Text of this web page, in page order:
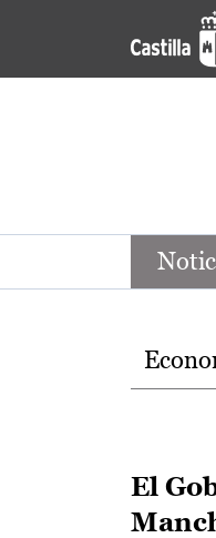
Pasar al contenido principal
Noticias de
Temas
El